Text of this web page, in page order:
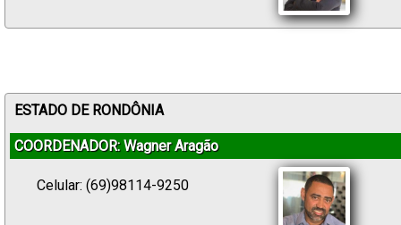
ESTADO DE RONDÔNIA
COORDENADOR: Wagner Aragão
Celular: (69)98114-9250